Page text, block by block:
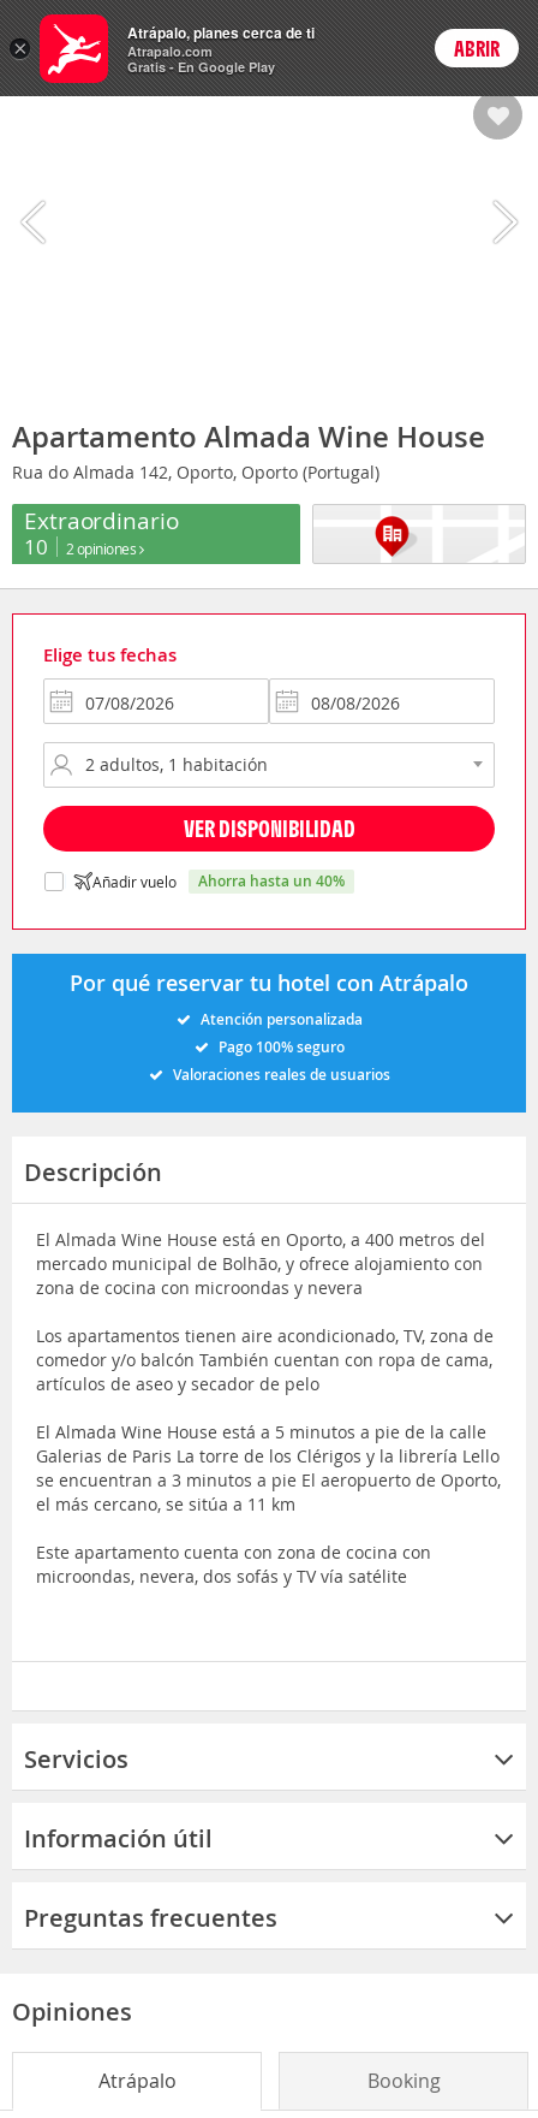
Hoteles Login
Apartamento Almada Wine House
Rua do Almada 142, Oporto, Oporto (Portugal)
Extraordinario
10 2 opiniones
Elige tus fechas
VER DISPONIBILIDAD
Añadir vuelo ahorra hasta un 40%
Por qué reservar tu hotel con Atrápalo
Atención personalizada
Pago 100% seguro
Valoraciones reales de usuarios
Descripción
El Almada Wine House está en Oporto, a 400 metros del
mercado municipal de Bolhão, y ofrece alojamiento con
zona de cocina con microondas y nevera
Los apartamentos tienen aire acondicionado, TV, zona de
comedor y/o balcón También cuentan con ropa de cama,
artículos de aseo y secador de pelo
El Almada Wine House está a 5 minutos a pie de la calle
Galerias de Paris La torre de los Clérigos y la librería Lello
se encuentran a 3 minutos a pie El aeropuerto de Oporto,
el más cercano, se sitúa a 11 km
Este apartamento cuenta con zona de cocina con
microondas, nevera, dos sofás y TV vía satélite
Servicios
Información útil
Preguntas frecuentes
Opiniones
Atrápalo Booking
×
Atrápalo, planes cerca de ti
Atrapalo.com
Gratis - En Google Play
ABRIR